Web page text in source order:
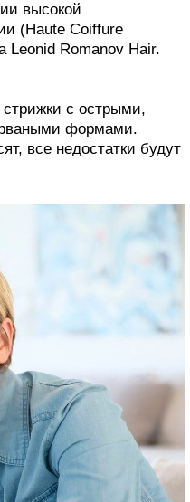
высокой
(Haute Coiffure
Leonid Romanov Hair.
стрижки с острыми,
формами.
все недостатки будут